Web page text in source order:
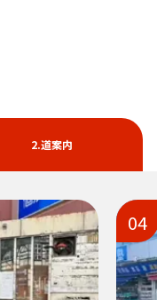
2.道案内
04